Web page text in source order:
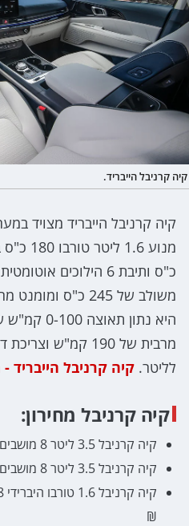
קיה קרניבל הייבריד.
קיה קרניבל הייבריד מצויד
כ"ס ותיבת 6 הילוכים
לליטר. קיה קרניבל הייבריד
קיה קרניבל מחירון:
קיה קרניבל 3.5 ליטר 8 מושבים LX - מחיר 298,900 ₪
קיה קרניבל 3.5 ליטר 8 מושבים EX - מחיר 319,900 ₪
₪